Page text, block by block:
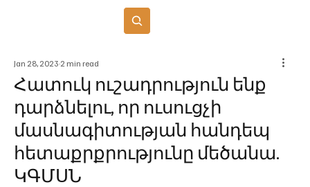
Հատուկ ուշադրություն ենք
դարձնելու, որ ուսուցչի
մասնագիտության հանդեպ
հետաքրքրությունը մեծանա.
ԿԳՄՍՆ
Jan 28, 2023 2 min read